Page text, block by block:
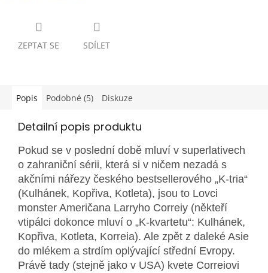
ZEPTAT SE SDÍLET
Popis Podobné (5) Diskuze
Detailní popis produktu
Pokud se v poslední době mluví v superlativech
o zahraniční sérii, která si v ničem nezadá s
akčními nářezy českého bestsellerového „K-tria“
(Kulhánek, Kopřiva, Kotleta), jsou to Lovci
monster Američana Larryho Correiy (někteří
vtipálci dokonce mluví o „K-kvartetu“: Kulhánek,
Kopřiva, Kotleta, Korreia). Ale zpět z daleké Asie
do mlékem a strdím oplývající střední Evropy.
Právě tady (stejně jako v USA) kvete Correiovi